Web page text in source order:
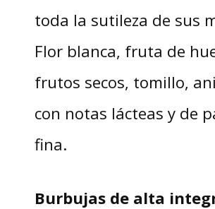
toda la sutileza de sus
Flor blanca, fruta de
frutos secos, tomillo,
con notas lácteas y de
fina.
Burbujas de alta